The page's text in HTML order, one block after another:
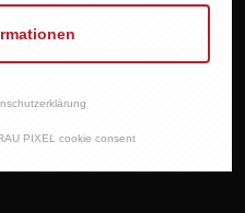
PIXEL cookie consent